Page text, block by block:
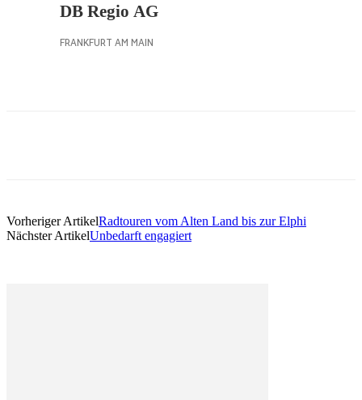
Vorheriger ArtikelRadtouren vom Alten Land bis zur Elphi
Nächster ArtikelUnbedarft engagiert